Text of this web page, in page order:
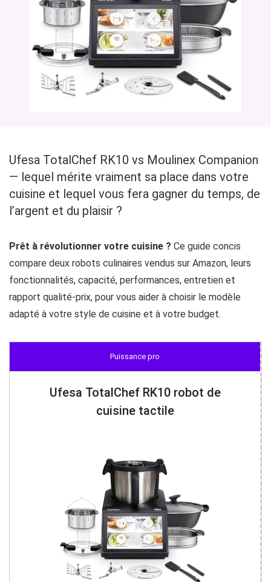
Ufesa TotalChef RK10 vs Moulinex Companion
— lequel mérite vraiment sa place dans votre
cuisine et lequel vous fera gagner du temps, de
l’argent et du plaisir ?
Prêt à révolutionner votre cuisine ? Ce guide concis
compare deux robots culinaires vendus sur Amazon, leurs
fonctionnalités, capacité, performances, entretien et
rapport qualité‑prix, pour vous aider à choisir le modèle
adapté à votre style de cuisine et à votre budget.
Puissance pro
Ufesa TotalChef RK10 robot de
cuisine tactile